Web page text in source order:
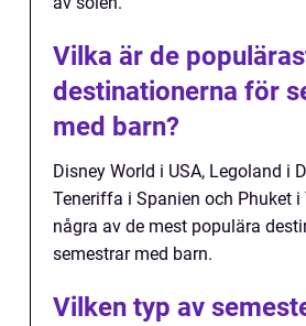
Vilka är de
destinationerna för
med barn?
Disney World i USA, Legoland i
Teneriffa i Spanien och Phuket
några av de mest populära
semestrar med barn.
Vilken typ av